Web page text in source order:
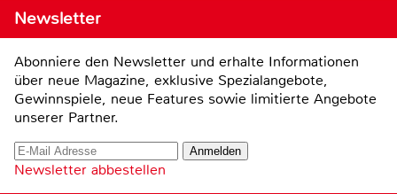
Newsletter
Abonniere den Newsletter und erhalte Informationen
über neue Magazine, exklusive Spezialangebote,
Gewinnspiele, neue Features sowie limitierte Angebote
unserer Partner.
Newsletter abbestellen